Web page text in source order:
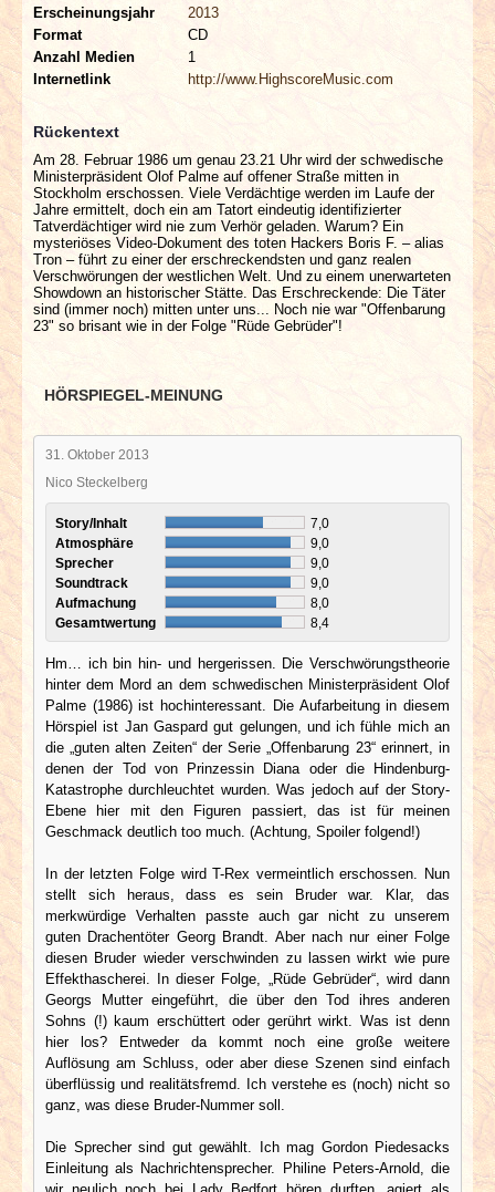
Erscheinungsjahr
2013
Format
CD
Anzahl Medien
1
Internetlink
http://www.HighscoreMusic.com
Rückentext
Am 28. Februar 1986 um genau 23.21 Uhr wird der schwedische
Ministerpräsident Olof Palme auf offener Straße mitten in
Stockholm erschossen. Viele Verdächtige werden im Laufe der
Jahre ermittelt, doch ein am Tatort eindeutig identifizierter
Tatverdächtiger wird nie zum Verhör geladen. Warum? Ein
mysteriöses Video-Dokument des toten Hackers Boris F. – alias
Tron – führt zu einer der erschreckendsten und ganz realen
Verschwörungen der westlichen Welt. Und zu einem unerwarteten
Showdown an historischer Stätte. Das Erschreckende: Die Täter
sind (immer noch) mitten unter uns... Noch nie war "Offenbarung
23" so brisant wie in der Folge "Rüde Gebrüder"!
HÖRSPIEGEL-MEINUNG
31. Oktober 2013
Nico Steckelberg
Story/Inhalt
7,0
Atmosphäre
9,0
Sprecher
9,0
Soundtrack
9,0
Aufmachung
8,0
Gesamtwertung
8,4
Hm… ich bin hin- und hergerissen. Die Verschwörungstheorie
hinter dem Mord an dem schwedischen Ministerpräsident Olof
Palme (1986) ist hochinteressant. Die Aufarbeitung in diesem
Hörspiel ist Jan Gaspard gut gelungen, und ich fühle mich an
die „guten alten Zeiten“ der Serie „Offenbarung 23“ erinnert, in
denen der Tod von Prinzessin Diana oder die Hindenburg-
Katastrophe durchleuchtet wurden. Was jedoch auf der Story-
Ebene hier mit den Figuren passiert, das ist für meinen
Geschmack deutlich too much. (Achtung, Spoiler folgend!)
In der letzten Folge wird T-Rex vermeintlich erschossen. Nun
stellt sich heraus, dass es sein Bruder war. Klar, das
merkwürdige Verhalten passte auch gar nicht zu unserem
guten Drachentöter Georg Brandt. Aber nach nur einer Folge
diesen Bruder wieder verschwinden zu lassen wirkt wie pure
Effekthascherei. In dieser Folge, „Rüde Gebrüder“, wird dann
Georgs Mutter eingeführt, die über den Tod ihres anderen
Sohns (!) kaum erschüttert oder gerührt wirkt. Was ist denn
hier los? Entweder da kommt noch eine große weitere
Auflösung am Schluss, oder aber diese Szenen sind einfach
überflüssig und realitätsfremd. Ich verstehe es (noch) nicht so
ganz, was diese Bruder-Nummer soll.
Die Sprecher sind gut gewählt. Ich mag Gordon Piedesacks
Einleitung als Nachrichtensprecher. Philine Peters-Arnold, die